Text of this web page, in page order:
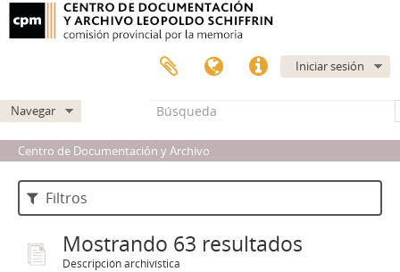
Iniciar sesión
Navegar
Centro de Documentación y Archivo
Filtros
Mostrando 63 resultados
Descripción archivística